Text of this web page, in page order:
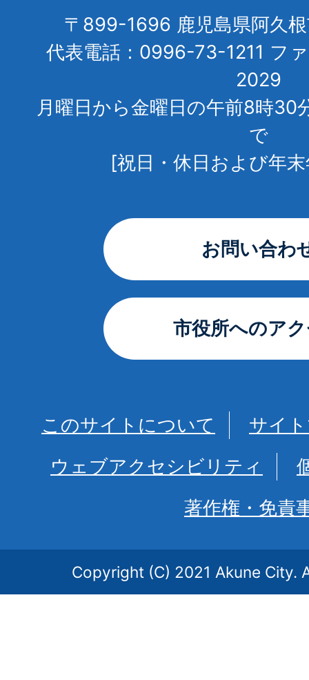
〒899-1696 鹿児島県阿久
代表電話：0996-73-1211 フ
2029
月曜日から金曜日の午前8時30
で
[祝日・休日および年
お問い合わ
市役所へのア
このサイトについて
サイ
ウェブアクセシビリティ
著作権・免責
Copyright (C) 2021 Akune City.